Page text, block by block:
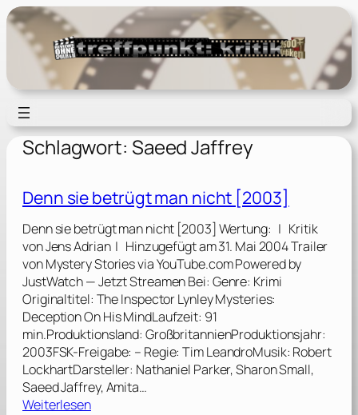
Zum
Inhalt
springen
Schlagwort: Saeed Jaffrey
Denn sie betrügt man nicht [2003]
Denn sie betrügt man nicht [2003] Wertung: | Kritik
von Jens Adrian | Hinzugefügt am 31. Mai 2004 Trailer
von Mystery Stories via YouTube.com Powered by
JustWatch — Jetzt Streamen Bei: Genre: Krimi
Originaltitel: The Inspector Lynley Mysteries:
Deception On His MindLaufzeit: 91
min.Produktionsland: GroßbritannienProduktionsjahr:
2003FSK-Freigabe: – Regie: Tim LeandroMusik: Robert
LockhartDarsteller: Nathaniel Parker, Sharon Small,
Saeed Jaffrey, Amita…
Weiterlesen: